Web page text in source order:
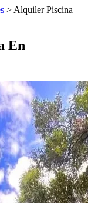
> Alquiler Piscina
En